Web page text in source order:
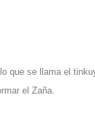
que se llama el
el Zaña.